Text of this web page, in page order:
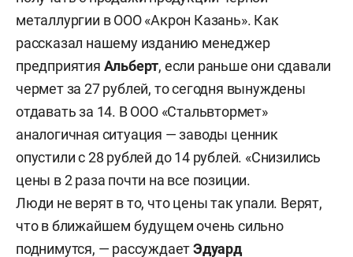
России санкции, запрещающие экспорт в США
и Европу. Заводы, потеряв основных
покупателей сырья и готовой
металлопродукции, пытаются сократить
расходы, опустив в первую очередь цены для
поставщиков — цена на лом напрямую влияет
на стоимость арматуры, которая используется
в строительстве. По данным, представленным
агентством «Русмет», горячекатаный прокат
в России с января по начало июня подешевел
на 40% до 46 272 рублей за тонну, а арматура
металлургии в ООО «Акрон Казань». Как
рассказал нашему изданию менеджер
предприятия Альберт, если раньше они сдавали
чермет за 27 рублей, то сегодня вынуждены
отдавать за 14. В ООО «Стальвтормет»
аналогичная ситуация — заводы ценник
опустили с 28 рублей до 14 рублей. «Снизились
цены в 2 раза почти на все позиции.
Люди не верят в то, что цены так упали. Верят,
что в ближайшем будущем очень сильно
поднимутся, — рассуждаетЭдуард